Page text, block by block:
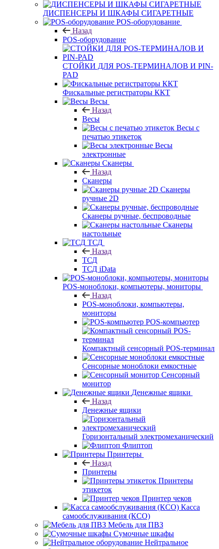
ДИСПЕНСЕРЫ И ШКАФЫ СИГАРЕТНЫЕ
POS-оборудование
Назад
POS-оборудование
СТОЙКИ ДЛЯ POS-ТЕРМИНАЛОВ И PIN-
PAD
Фискальные регистраторы ККТ
Весы
Назад
Весы
Весы с
печатью этикеток
Весы
электронные
Сканеры
Назад
Сканеры
Сканеры
ручные 2D
Сканеры ручные, беспроводные
Сканеры
настольные
ТСД
Назад
ТСД
ТСД iData
POS-моноблоки, компьютеры, мониторы
Назад
POS-моноблоки, компьютеры,
мониторы
POS-компьютер
Компактный сенсорный POS-терминал
Сенсорные моноблоки емкостные
Сенсорный
монитор
Денежные ящики
Назад
Денежные ящики
Горизонтальный электромеханический
Флиптоп
Принтеры
Назад
Принтеры
Принтеры
этикеток
Принтер чеков
Касса
самообслуживания (КСО)
Мебель для ПВЗ
Сумочные шкафы
Нейтральное